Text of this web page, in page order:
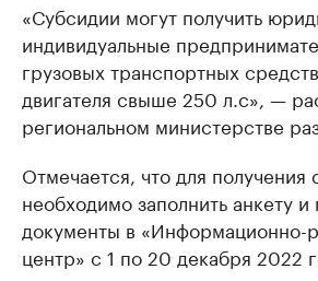
«Субсидии могут получить
индивидуальные
грузовых транспортных
двигателя свыше 250 л.с», —
региональном министерстве
Отмечается, что для получения
необходимо заполнить анкету и
документы в «Информационно-
центр» с 1 по 20 декабря 2022